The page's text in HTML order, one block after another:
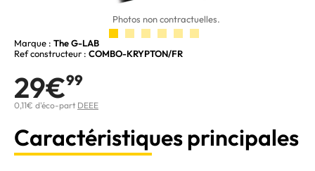
Photos non contractuelles.
Marque : The G-LAB
Ref constructeur : COMBO-KRYPTON/FR
29€99
0,11€ d'éco-part DEEE
Caractéristiques principales